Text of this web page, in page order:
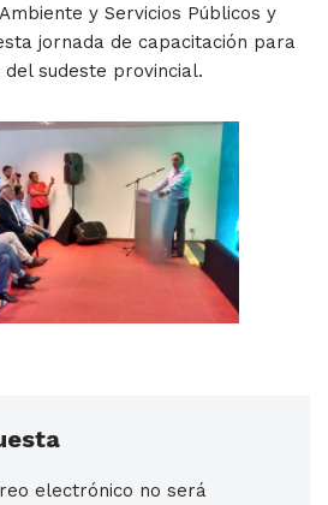
y Servicios Públicos y
jornada de capacitación para
sudeste provincial.
electrónico no será